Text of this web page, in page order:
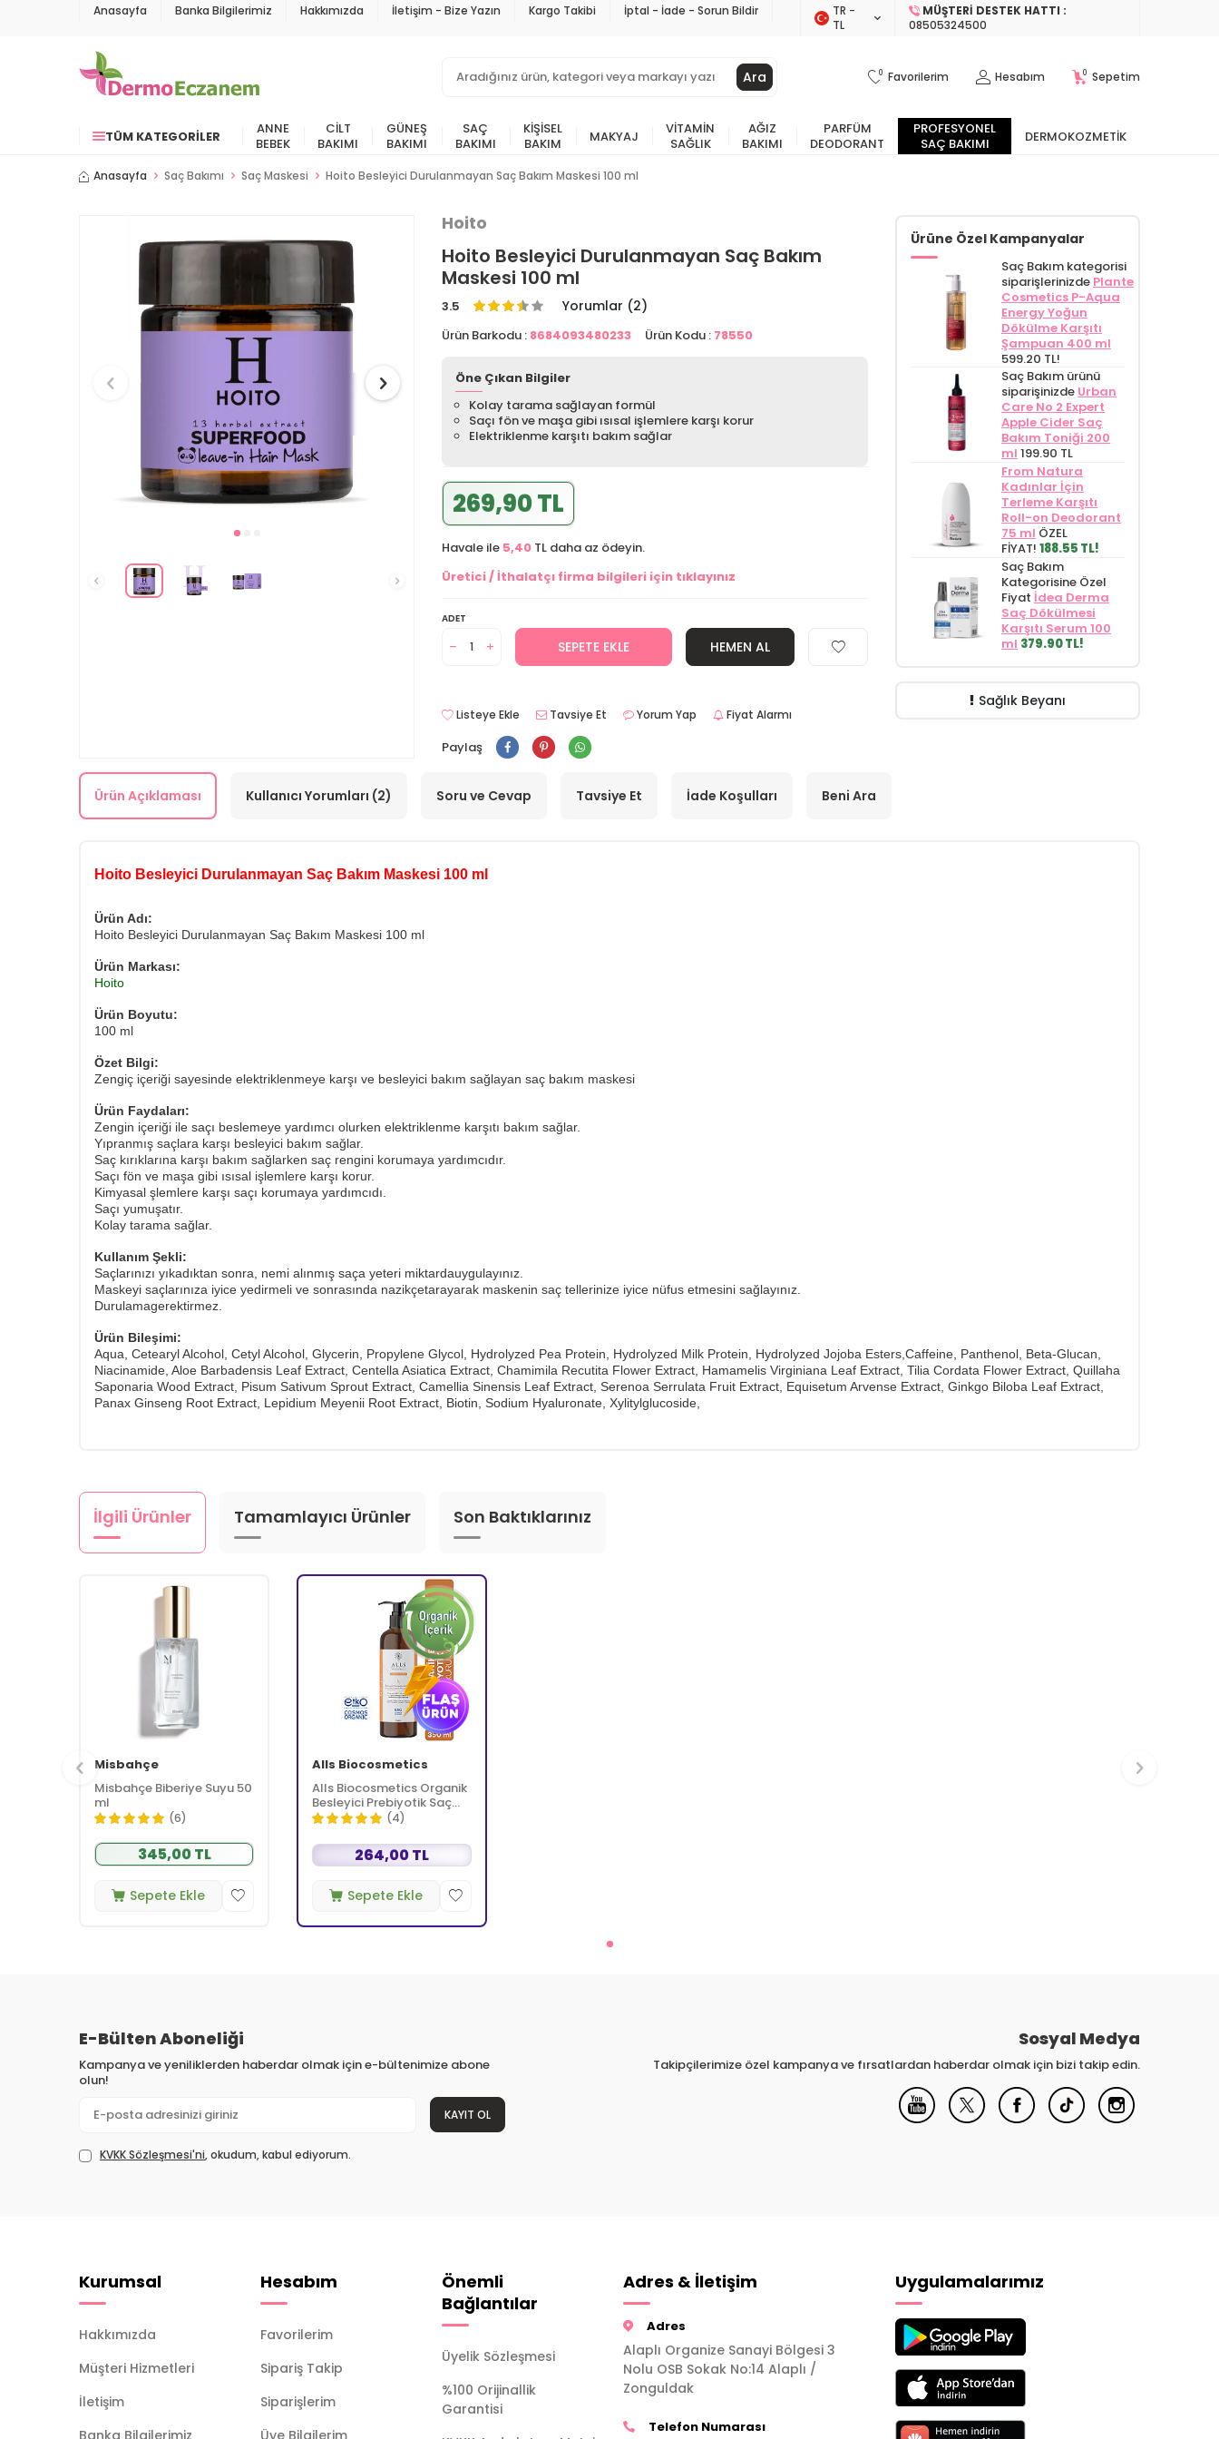
Anasayfa Banka Bilgilerimiz Hakkımızda İletişim - Bize Yazın Kargo Takibi İptal - İade - Sorun Bildir
TR −
TL
MÜŞTERI DESTEK HATTI :
08505324500
Ara 0 Favorilerim Hesabım 0 Sepetim
TÜM KATEGORILER
ANNE
BEBEK
CILT
BAKIMI
GÜNEŞ
BAKIMI
SAÇ
BAKIMI
KIŞISEL
BAKIM
MAKYAJ
VITAMIN
SAĞLIK
AĞIZ
BAKIMI
PARFÜM
DEODORANT
PROFESYONEL
SAÇ BAKIMI
DERMOKOZMETIK
Anasayfa Saç Bakımı Saç Maskesi Hoito Besleyici Durulanmayan Saç Bakım Maskesi 100 ml
Hoito
Hoito Besleyici Durulanmayan Saç Bakım
Maskesi 100 ml
3.5 Yorumlar (2)
Ürün Barkodu : 8684093480233 Ürün Kodu : 78550
Öne Çıkan Bilgiler
Kolay tarama sağlayan formül
Saçı fön ve maşa gibi ısısal işlemlere karşı korur
Elektriklenme karşıtı bakım sağlar
269,90 TL
Havale ile 5,40 TL daha az ödeyin.
Üretici / İthalatçı firma bilgileri için tıklayınız
ADET
SEPETE EKLE HEMEN AL
Listeye Ekle Tavsiye Et Yorum Yap Fiyat Alarmı
Paylaş
Ürüne Özel Kampanyalar
Saç Bakım kategorisi
siparişlerinizde Plante
Cosmetics P-Aqua
Energy Yoğun
Dökülme Karşıtı
Şampuan 400 ml
599.20 TL!
Saç Bakım ürünü
siparişinizde Urban
Care No 2 Expert
Apple Cider Saç
Bakım Toniği 200
ml 199.90 TL
From Natura
Kadınlar İçin
Terleme Karşıtı
Roll-on Deodorant
75 ml ÖZEL
FİYAT! 188.55 TL!
Saç Bakım
Kategorisine Özel
Fiyat İdea Derma
Saç Dökülmesi
Karşıtı Serum 100
ml 379.90 TL!
Sağlık Beyanı
Ürün Açıklaması Kullanıcı Yorumları (2) Soru ve Cevap Tavsiye Et İade Koşulları Beni Ara
Hoito Besleyici Durulanmayan Saç Bakım Maskesi 100 ml
Ürün Adı:
Hoito Besleyici Durulanmayan Saç Bakım Maskesi 100 ml
Ürün Markası:
Hoito
Ürün Boyutu:
100 ml
Özet Bilgi:
Zengiç içeriği sayesinde elektriklenmeye karşı ve besleyici bakım sağlayan saç bakım maskesi
Ürün Faydaları:
Zengin içeriği ile saçı beslemeye yardımcı olurken elektriklenme karşıtı bakım sağlar.
Yıpranmış saçlara karşı besleyici bakım sağlar.
Saç kırıklarına karşı bakım sağlarken saç rengini korumaya yardımcıdır.
Saçı fön ve maşa gibi ısısal işlemlere karşı korur.
Kimyasal şlemlere karşı saçı korumaya yardımcıdı.
Saçı yumuşatır.
Kolay tarama sağlar.
Kullanım Şekli:
Saçlarınızı yıkadıktan sonra, nemi alınmış saça yeteri miktardauygulayınız.
​Maskeyi saçlarınıza iyice yedirmeli ve sonrasında nazikçetarayarak maskenin saç tellerinize iyice nüfus etmesini sağlayınız.
​Durulamagerektirmez.
Ürün Bileşimi:
Aqua, Cetearyl Alcohol, Cetyl Alcohol, Glycerin, Propylene Glycol, Hydrolyzed Pea Protein, Hydrolyzed Milk Protein, Hydrolyzed Jojoba Esters,Caffeine, Panthenol, Beta-Glucan,
Niacinamide, Aloe Barbadensis Leaf Extract, Centella Asiatica Extract, Chamimila Recutita Flower Extract, Hamamelis Virginiana Leaf Extract, Tilia Cordata Flower Extract, Quillaha
Saponaria Wood Extract, Pisum Sativum Sprout Extract, Camellia Sinensis Leaf Extract, Serenoa Serrulata Fruit Extract, Equisetum Arvense Extract, Ginkgo Biloba Leaf Extract,
Panax Ginseng Root Extract, Lepidium Meyenii Root Extract, Biotin, Sodium Hyaluronate, Xylitylglucoside,
İlgili Ürünler Tamamlayıcı Ürünler Son Baktıklarınız
Misbahçe
Misbahçe Biberiye Suyu 50
ml
(6)
345,00 TL
Sepete Ekle
Alls Biocosmetics
Alls Biocosmetics Organik
Besleyici Prebiyotik Saç
Kremi 350 ml(4)
264,00 TL
Sepete Ekle
E-Bülten Aboneliği
Kampanya ve yeniliklerden haberdar olmak için e-bültenimize abone
olun!
KAYIT OL
KVKK Sözleşmesi'ni, okudum, kabul ediyorum.
Sosyal Medya
Takipçilerimize özel kampanya ve fırsatlardan haberdar olmak için bizi takip edin.
Kurumsal
Hakkımızda
Müşteri Hizmetleri
İletişim
Hesabım
Favorilerim
Sipariş Takip
Siparişlerim
Önemli
Bağlantılar
Üyelik Sözleşmesi
%100 Orijinallik
Garantisi
Adres & İletişim
Adres
Alaplı Organize Sanayi Bölgesi 3
Nolu OSB Sokak No:14 Alaplı /
Zonguldak
Telefon Numarası
Uygulamalarımız